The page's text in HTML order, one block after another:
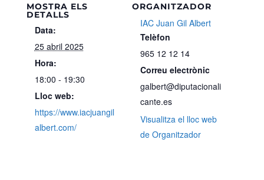
MOSTRA ELS
DETALLS
Data:
25 abril 2025
Hora:
18:00 - 19:30
Lloc web:
https://www.iacjuangil
albert.com/
ORGANITZADOR
IAC Juan Gil Albert
Telèfon
965 12 12 14
Correu electrònic
galbert@diputacionali
cante.es
Visualitza el lloc web
de Organitzador